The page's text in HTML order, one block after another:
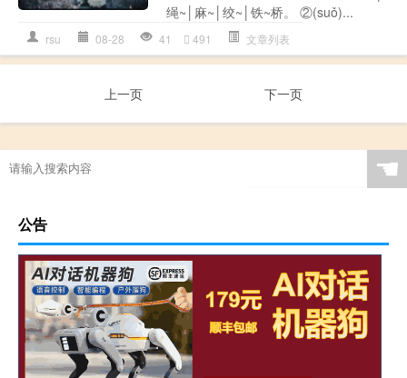
绳~│麻~│绞~│铁~桥。 ②(suǒ)...
rsu 08-28 41 491 文章列表
上一页 下一页
☚
公告